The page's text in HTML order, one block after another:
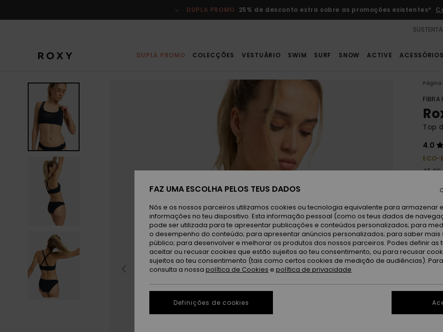
do
DUPLA PROMO 25% de desconto extra sobre as promoções existentes*
DUPLA PROMO COLECÇÕES VESTUÁRIO SWIM SURF SNOW ACTIVE ACESSÓRIOS
Página
FIBRA
Top
4.0
ECO-
45,00
Cor
FAZ UMA ESCOLHA PELOS TEUS DADOS
Nós e os nossos parceiros utilizamos cookies ou tecnologia equivalente para armazenar
informações no teu dispositivo. Esta informação pessoal (como os teus dados de
pode ser utilizada para te apresentar publicações e conteúdos personalizados; para
o desempenho do conteúdo; para apresentar anúncios personalizados; para saber mais
público; para desenvolver e melhorar os produtos dos nossos parceiros. Podes definir as
aceitar ou recusar cookies que estão sujeitos ao teu consentimento, ou para recusar
sujeitos ao teu consentimento (tais como certos cookies de medição de audiências).
consulta a nossa política de Cookies e política de privacidade
Definições de cookies